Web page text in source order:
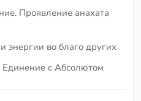
Проявление анахата
энергии во благо других
Единение с Абсолютом